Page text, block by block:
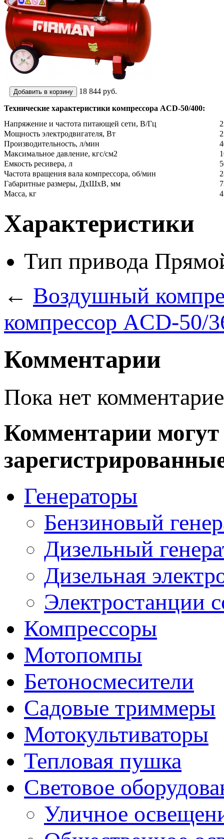
18 844 руб.
Технические характеристики компрессора ACD-50/400:
Напряжение и частота питающей сети, В/Гц
Мощность электродвигателя, Вт
Производительность, л/мин
Максимальное давление, кгс/см2
Емкость ресивера, л
Частота вращения вала компрессора, об/мин
Габаритные размеры, ДхШхВ, мм
Масса, кг
Характеристики
Тип привода
← Воздушный
компрессор ACD-50/
Комментарии
Пока нет
Комментарии могут
Генераторы
Бензиновый
Дизельный
Дизельная
Электростанции
Компрессоры
Мотопомпы
Бетоносмесители
Садовые триммеры
Мотокультиваторы
Тепловая пушка
Световое
Уличное